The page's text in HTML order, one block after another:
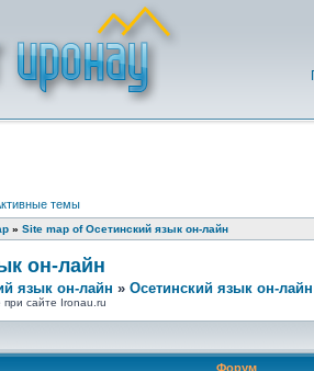
темы
» Site map of Осетинский язык он-лайн
он-лайн
язык он-лайн » Осетинский язык он-лайн
сайте Ironau.ru
Форум